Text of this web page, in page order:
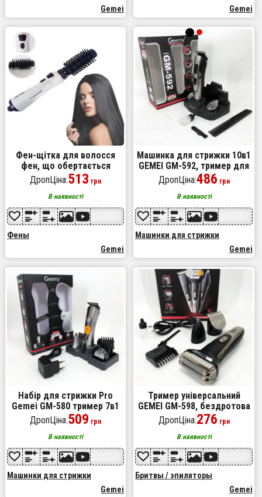
Gemei
Gemei
Фен-щітка для волосся
фен, що обертається
Gemei GM-4826, фен з
насадкою брашинг, щітка
для волосся, що
обертається
ДропЦіна:513 грн
В наявності
Фены
Gemei
Машинка для стрижки 10в1
GEMEI GM-592, тример для
бороди, триммер
бездротової. Колір: чорний
ДропЦіна:486 грн
В наявності
Машинки для стрижки
Gemei
Набір для стрижки Pro
Gemei GM-580 тример 7в1
для стрижки волосся,
гоління бороди, для носа
та вух, стайлер
ДропЦіна:509 грн
В наявності
Машинки для стрижки
Gemei
Тример універсальний
GEMEI GM-598, бездротова
електробритва, триммер
для вусів. Колір:
платиновий
ДропЦіна:276 грн
В наявності
Бритвы / эпиляторы
Gemei